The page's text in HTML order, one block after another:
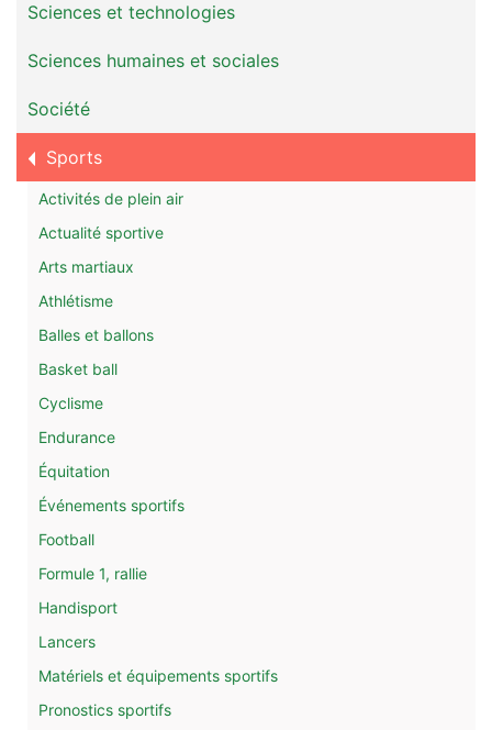
Sciences et technologies
Sciences humaines et sociales
Société
Sports
Activités de plein air
Actualité sportive
Arts martiaux
Athlétisme
Balles et ballons
Basket ball
Cyclisme
Endurance
Équitation
Événements sportifs
Football
Formule 1, rallie
Handisport
Lancers
Matériels et équipements sportifs
Pronostics sportifs